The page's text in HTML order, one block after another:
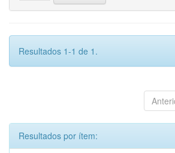
Resultados 1-1 de 1.
Resultados por ítem: